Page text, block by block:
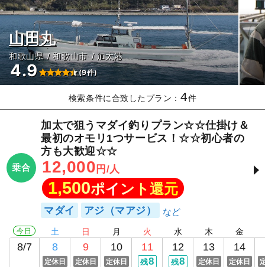
山田丸
和歌山県 和歌山市 加太港
4.9 (9件)
検索条件に合致したプラン：4件
乗合
加太で狙うマダイ釣りプラン☆☆仕掛け＆
最初のオモリ1つサービス！☆☆初心者の
方も大歓迎☆☆
12,000 円/人
1,500ポイント還元
マダイ アジ（マアジ）
今日
8/7
土
8
定休日
日
9
定休日
月
10
定休日
火
11
残8
水
12
残8
木
13
定休日
金
14
定休日